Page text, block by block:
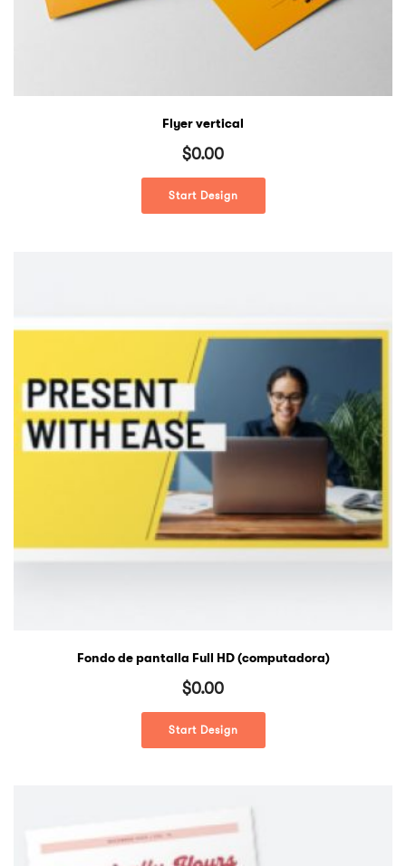
Flyer vertical
$0.00
Start Design
Fondo de pantalla Full HD (computadora)
$0.00
Start Design